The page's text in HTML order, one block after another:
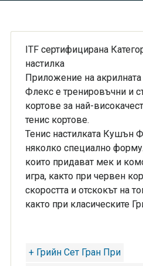
ITF сертифицирана
настилка
Приложение на
Флекс е тренировъчни и
кортове за най-
тенис кортове.
Тенис настилката Кушън
няколко специално
които придават мек и
игра, както при червен
скоростта и отскокът на
както при класическите
+ Грийн Сет Гран При